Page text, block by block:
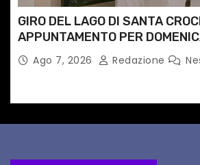
GIRO DEL LAGO DI SANTA
APPUNTAMENTO PER
Ago 7, 2026 Redazione